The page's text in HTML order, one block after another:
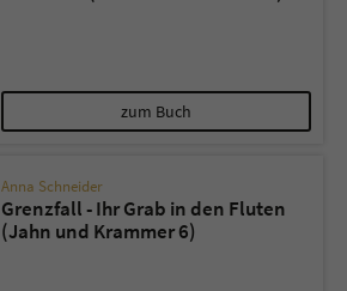
zum Buch
Anna Schneider
Grenzfall - Ihr Grab in den Fluten
(Jahn und Krammer 6)